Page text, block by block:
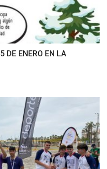
DE ENERO EN LA